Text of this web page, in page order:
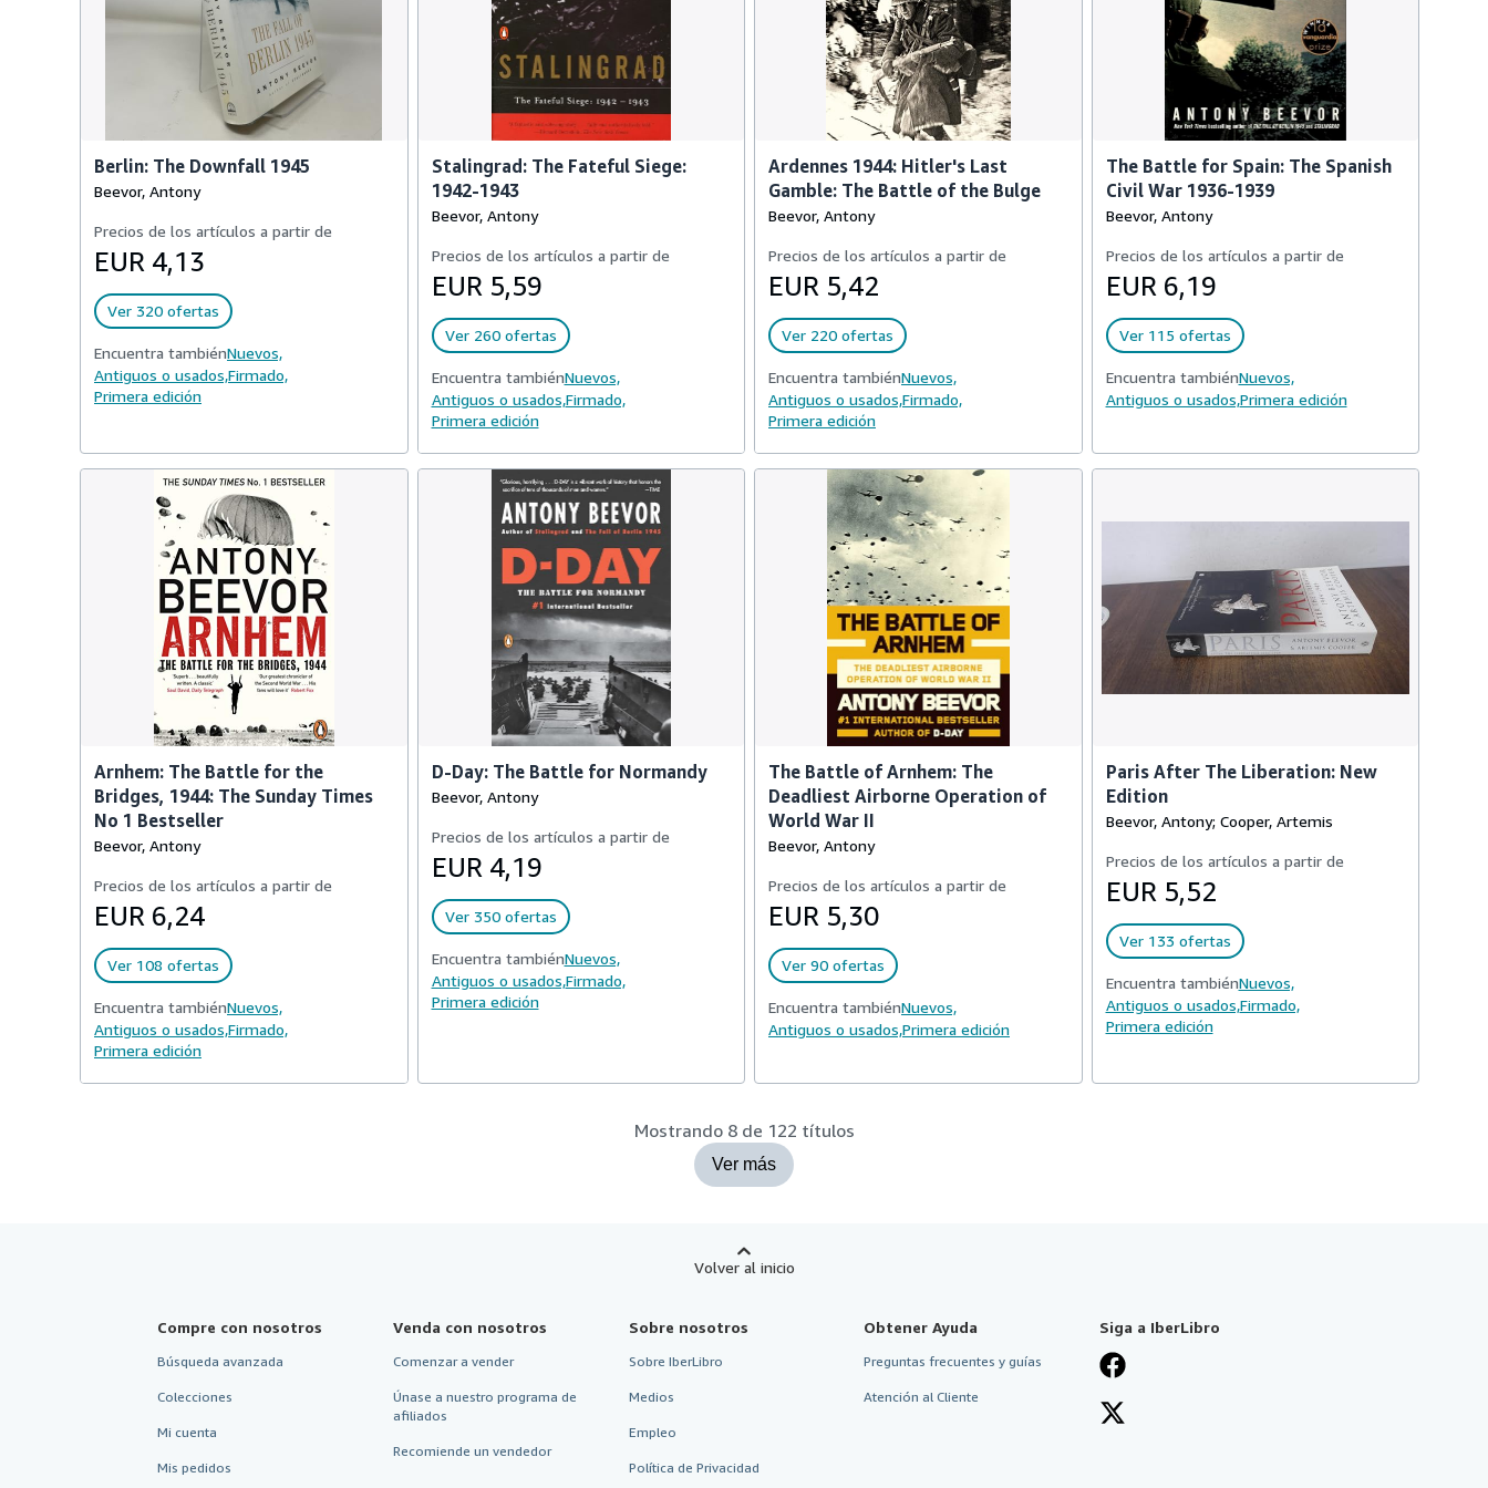
Berlin: The Downfall 1945
Beevor, Antony
Precios de los artículos a partir de
EUR 4,13
Ver 320 ofertas
Encuentra tambiénNuevos,
Antiguos o usados,Firmado,
Primera edición
Stalingrad: The Fateful Siege:
1942-1943
Beevor, Antony
Precios de los artículos a partir de
EUR 5,59
Ver 260 ofertas
Encuentra tambiénNuevos,
Antiguos o usados,Firmado,
Primera edición
Ardennes 1944: Hitler's Last
Gamble: The Battle of the Bulge
Beevor, Antony
Precios de los artículos a partir de
EUR 5,42
Ver 220 ofertas
Encuentra tambiénNuevos,
Antiguos o usados,Firmado,
Primera edición
The Battle for Spain: The Spanish
Civil War 1936-1939
Beevor, Antony
Precios de los artículos a partir de
EUR 6,19
Ver 115 ofertas
Encuentra tambiénNuevos,
Antiguos o usados,Primera edición
Arnhem: The Battle for the
Bridges, 1944: The Sunday Times
No 1 Bestseller
Beevor, Antony
Precios de los artículos a partir de
EUR 6,24
Ver 108 ofertas
Encuentra tambiénNuevos,
Antiguos o usados,Firmado,
Primera edición
D-Day: The Battle for Normandy
Beevor, Antony
Precios de los artículos a partir de
EUR 4,19
Ver 350 ofertas
Encuentra tambiénNuevos,
Antiguos o usados,Firmado,
Primera edición
The Battle of Arnhem: The
Deadliest Airborne Operation of
World War II
Beevor, Antony
Precios de los artículos a partir de
EUR 5,30
Ver 90 ofertas
Encuentra tambiénNuevos,
Antiguos o usados,Primera edición
Paris After The Liberation: New
Edition
Beevor, Antony; Cooper, Artemis
Precios de los artículos a partir de
EUR 5,52
Ver 133 ofertas
Encuentra tambiénNuevos,
Antiguos o usados,Firmado,
Primera edición
Mostrando 8 de 122 títulos
Ver más
Volver al inicio
Compre con nosotros
Búsqueda avanzada
Colecciones
Mi cuenta
Mis pedidos
Venda con nosotros
Comenzar a vender
Únase a nuestro programa de
afiliados
Recomiende un vendedor
Sobre nosotros
Sobre IberLibro
Medios
Empleo
Política de Privacidad
Obtener Ayuda
Preguntas frecuentes y guías
Atención al Cliente
Siga a IberLibro